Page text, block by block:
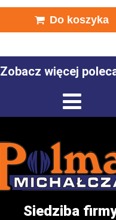
Do koszyka
Zobacz więcej
Siedziba